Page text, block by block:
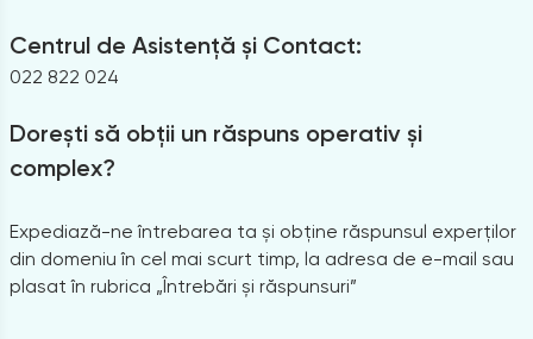
Centrul de Asistență și Contact:
022 822 024
Dorești să obții un răspuns operativ și
complex?
Expediază-ne întrebarea ta și obține răspunsul experților
din domeniu în cel mai scurt timp, la adresa de e-mail sau
plasat în rubrica „Întrebări și răspunsuri”